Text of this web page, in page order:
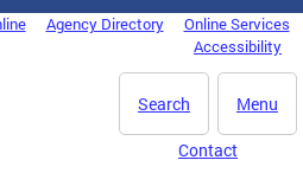
Agency Directory
Online Services
Accessibility
Menu
Search
Contact